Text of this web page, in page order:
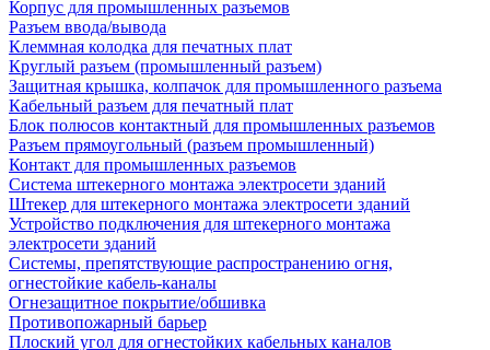
Корпус для промышленных разъемов
Разъем ввода/вывода
Клеммная колодка для печатных плат
Круглый разъем (промышленный разъем)
Защитная крышка, колпачок для промышленного разъема
Кабельный разъем для печатный плат
Блок полюсов контактный для промышленных разъемов
Разъем прямоугольный (разъем промышленный)
Контакт для промышленных разъемов
Система штекерного монтажа электросети зданий
Штекер для штекерного монтажа электросети зданий
Устройство подключения для штекерного монтажа
электросети зданий
Системы, препятствующие распространению огня,
огнестойкие кабель-каналы
Огнезащитное покрытие/обшивка
Противопожарный барьер
Плоский угол для огнестойких кабельных каналов